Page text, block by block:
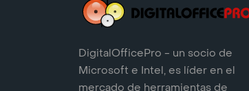
DigitalOfficePro - un socio de
Microsoft e Intel, es líder en el
mercado de herramientas de